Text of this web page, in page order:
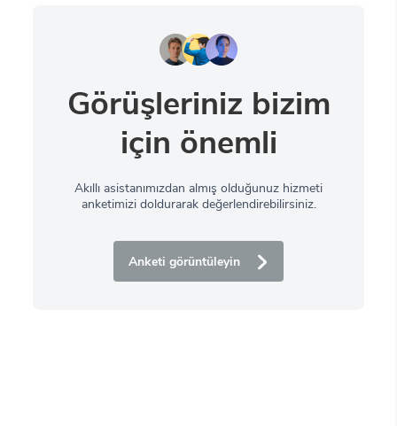
Görüşleriniz bizim
için önemli
Akıllı asistanımızdan almış olduğunuz hizmeti
anketimizi doldurarak değerlendirebilirsiniz.
Anketi görüntüleyin